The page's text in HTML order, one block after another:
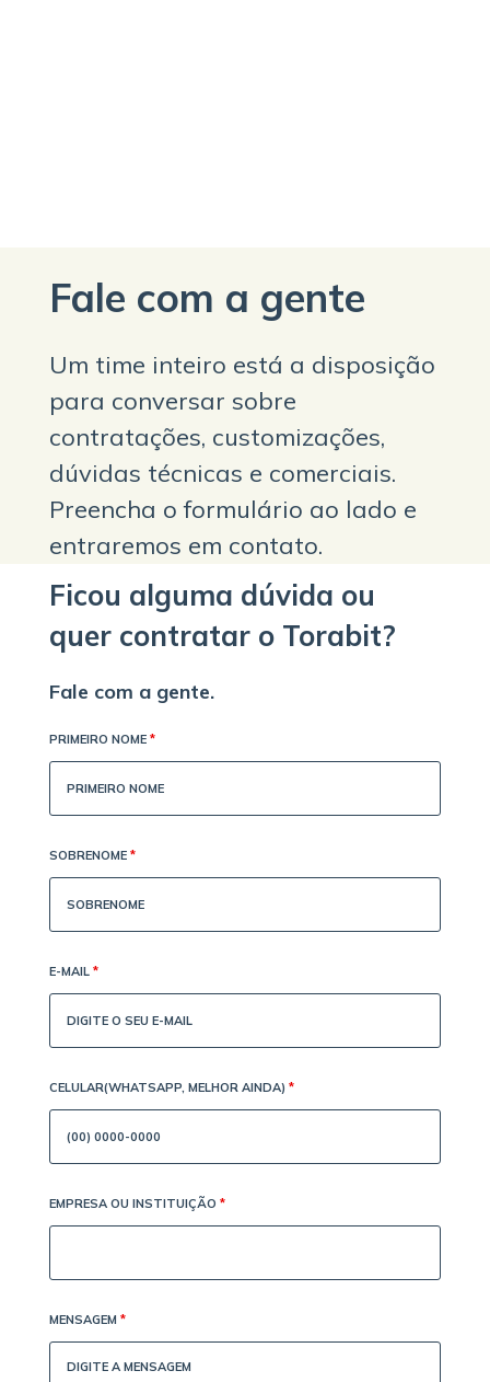
Fale com a gente
Um time inteiro está a disposição
para conversar sobre
contratações, customizações,
dúvidas técnicas e comerciais.
Preencha o formulário ao lado e
entraremos em contato.
Ficou alguma dúvida ou
quer contratar o Torabit?
Fale com a gente.
PRIMEIRO NOME *
SOBRENOME *
E-MAIL *
CELULAR(WHATSAPP, MELHOR AINDA) *
EMPRESA OU INSTITUIÇÃO *
MENSAGEM *